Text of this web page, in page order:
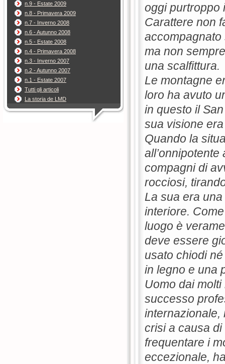
n.9 - Estate 2009
n.8 - Primavera 2009
n.7 - Inverno 2008
n.6 - Autunno 2008
n.5 - Estate 2008
n.4 - Primavera 2008
n.3 - Inverno 2007
n.2 - Autunno 2007
n.1 - Estate 2007
Tutti gli articoli
La storia de LMD
oggi purtroppo
Carattere non
accompagnato
ma non
una scalfittura.
Le montagne
loro ha avuto
in questo il
sua visione
Quando la
compagni di
rocciosi,
La sua era
interiore.
luogo è
deve essere
usato chiodi
in legno e una
Uomo dai
successo
internazionale,
crisi a causa
frequentare i
eccezionale,